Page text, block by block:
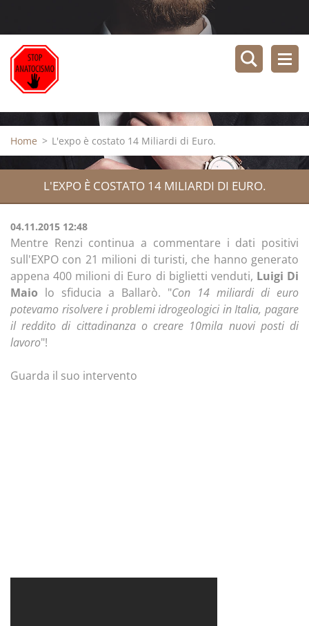
Home > L'expo è costato 14 Miliardi di Euro.
L'EXPO È COSTATO 14 MILIARDI DI EURO.
04.11.2015 12:48
Mentre Renzi continua a commentare i dati positivi
sull'EXPO con 21 milioni di turisti, che hanno generato
appena 400 milioni di Euro di biglietti venduti, Luigi Di
Maio lo sfiducia a Ballarò. "Con 14 miliardi di euro
potevamo risolvere i problemi idrogeologici in Italia, pagare
il reddito di cittadinanza o creare 10mila nuovi posti di
lavoro"!
Guarda il suo intervento